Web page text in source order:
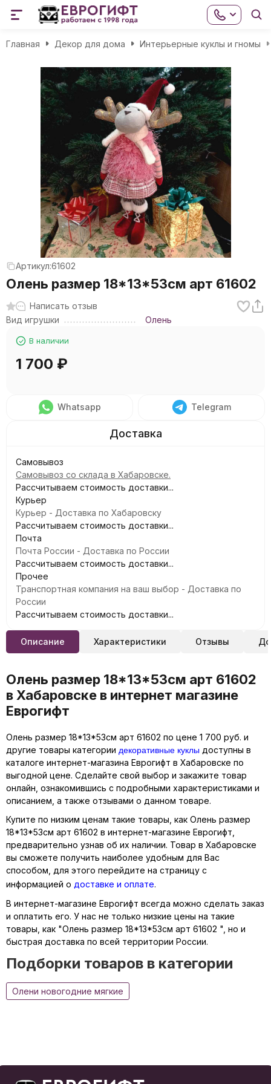
Главная Декор для дома Интерьерные куклы и гномы
Артикул:61602
Олень размер 18*13*53см арт 61602
Написать отзыв
Вид игрушки
Олень
В наличии
1 700 ₽
Whatsapp Telegram
Самовывоз
Самовывоз со склада в Хабаровске.
Рассчитываем стоимость доставки...
Курьер
Курьер - Доставка по Хабаровску
Рассчитываем стоимость доставки...
Почта
Почта России - Доставка по России
Рассчитываем стоимость доставки...
Прочее
Транспортная компания на ваш выбор - Доставка по
России
Рассчитываем стоимость доставки...
Описание Характеристики Отзывы
Олень размер 18*13*53см арт 61602
в Хабаровске в интернет магазине
Еврогифт
Олень размер 18*13*53см арт 61602 по цене 1 700 руб. и
другие товары категории декоративные куклы доступны в
каталоге интернет-магазина Еврогифт в Хабаровске по
выгодной цене. Сделайте свой выбор и закажите товар
онлайн, ознакомившись с подробными характеристиками и
описанием, а также отзывами о данном товаре.
Купите по низким ценам такие товары, как Олень размер
18*13*53см арт 61602 в интернет-магазине Еврогифт,
предварительно узнав об их наличии. Товар в Хабаровске
вы сможете получить наиболее удобным для Вас
способом, для этого перейдите на страницу с
информацией о доставке и оплате.
В интернет-магазине Еврогифт всегда можно сделать заказ
и оплатить его. У нас не только низкие цены на такие
товары, как "Олень размер 18*13*53см арт 61602 ", но и
быстрая доставка по всей территории России.
Подборки товаров в категории
Олени новогодние мягкие